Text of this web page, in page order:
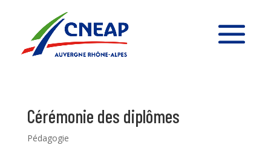
Cérémonie des diplômes
Pédagogie